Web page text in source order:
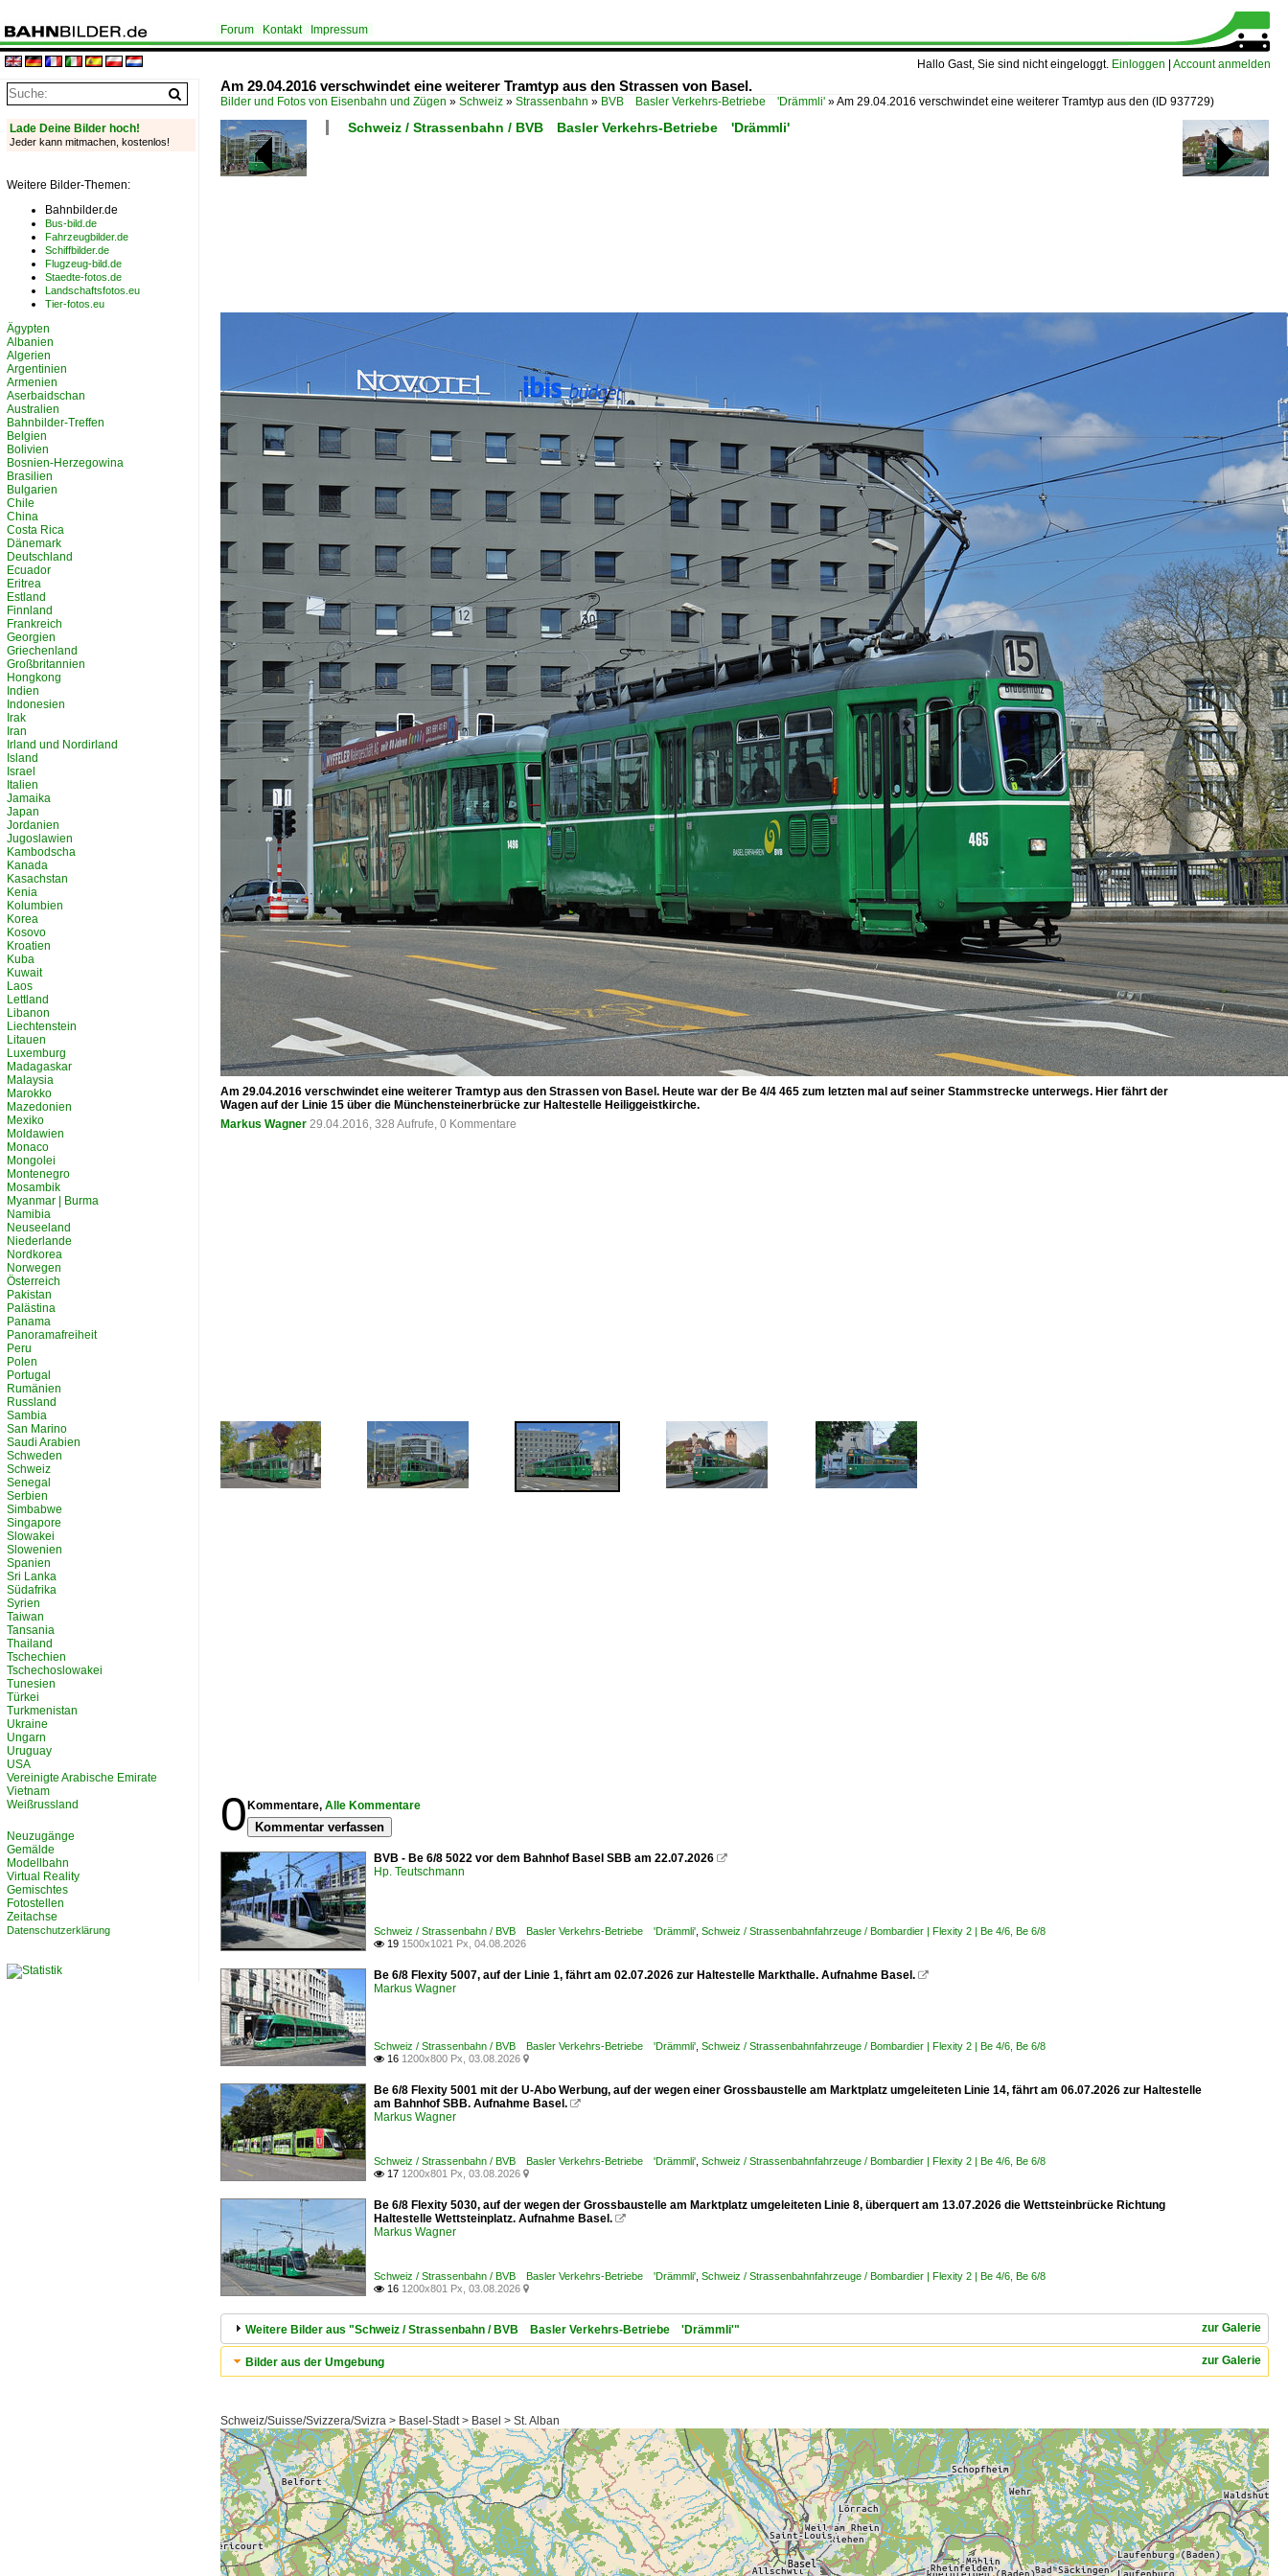
Hallo Gast, Sie sind nicht eingeloggt. Einloggen Account anmelden
Forum Kontakt Impressum
Am 29.04.2016 verschwindet eine weiterer Tramtyp aus den Strassen von Basel.
Bilder und Fotos von Eisenbahn und Zügen » Schweiz » Strassenbahn » BVB Basler Verkehrs-Betriebe 'Drämmli' »Am 29.04.2016 verschwindet eine weiterer Tramtyp aus den (ID 937729)
Schweiz / Strassenbahn / BVB Basler Verkehrs-Betriebe 'Drämmli'
Am 29.04.2016 verschwindet eine weiterer Tramtyp aus den Strassen von Basel. Heute war der Be 4/4 465 zum letzten mal auf seiner Stammstrecke unterwegs. Hier fährt der
Wagen auf der Linie 15 über die Münchensteinerbrücke zur Haltestelle Heiliggeistkirche.
Markus Wagner 29.04.2016, 328 Aufrufe, 0 Kommentare
0 Kommentare, Alle Kommentare
Kommentar verfassen
BVB - Be 6/8 5022 vor dem Bahnhof Basel SBB am 22.07.2026 
Hp. Teutschmann
Schweiz / Strassenbahn / BVB Basler Verkehrs-Betriebe 'Drämmli' Schweiz / Strassenbahnfahrzeuge / Bombardier | Flexity 2 | Be 4/6, Be 6/8
 19 1500x1021 Px, 04.08.2026
Be 6/8 Flexity 5007, auf der Linie 1, fährt am 02.07.2026 zur Haltestelle Markthalle. Aufnahme Basel. 
Markus Wagner
Schweiz / Strassenbahn / BVB Basler Verkehrs-Betriebe 'Drämmli' Schweiz / Strassenbahnfahrzeuge / Bombardier | Flexity 2 | Be 4/6, Be 6/8
 16 1200x800 Px, 03.08.2026 
Be 6/8 Flexity 5001 mit der U-Abo Werbung, auf der wegen einer Grossbaustelle am Marktplatz umgeleiteten Linie 14, fährt am 06.07.2026 zur Haltestelle
am Bahnhof SBB. Aufnahme Basel. 
Markus Wagner
Schweiz / Strassenbahn / BVB Basler Verkehrs-Betriebe 'Drämmli' Schweiz / Strassenbahnfahrzeuge / Bombardier | Flexity 2 | Be 4/6, Be 6/8
 17 1200x801 Px, 03.08.2026 
Be 6/8 Flexity 5030, auf der wegen der Grossbaustelle am Marktplatz umgeleiteten Linie 8, überquert am 13.07.2026 die Wettsteinbrücke Richtung
Haltestelle Wettsteinplatz. Aufnahme Basel. 
Markus Wagner
Schweiz / Strassenbahn / BVB Basler Verkehrs-Betriebe 'Drämmli' Schweiz / Strassenbahnfahrzeuge / Bombardier | Flexity 2 | Be 4/6, Be 6/8
 16 1200x801 Px, 03.08.2026 
zur Galerie
Weitere Bilder aus "Schweiz / Strassenbahn / BVB Basler Verkehrs-Betriebe 'Drämmli'"
zur Galerie
Bilder aus der Umgebung
Schweiz/Suisse/Svizzera/Svizra > Basel-Stadt > Basel > St. Alban
Lade Deine Bilder hoch!
Jeder kann mitmachen, kostenlos!
Weitere Bilder-Themen:
Bahnbilder.de
Bus-bild.de
Fahrzeugbilder.de
Schiffbilder.de
Flugzeug-bild.de
Staedte-fotos.de
Landschaftsfotos.eu
Tier-fotos.eu
Ägypten
Albanien
Algerien
Argentinien
Armenien
Aserbaidschan
Australien
Bahnbilder-Treffen
Belgien
Bolivien
Bosnien-Herzegowina
Brasilien
Bulgarien
Chile
China
Costa Rica
Dänemark
Deutschland
Ecuador
Eritrea
Estland
Finnland
Frankreich
Georgien
Griechenland
Großbritannien
Hongkong
Indien
Indonesien
Irak
Iran
Irland und Nordirland
Island
Israel
Italien
Jamaika
Japan
Jordanien
Jugoslawien
Kambodscha
Kanada
Kasachstan
Kenia
Kolumbien
Korea
Kosovo
Kroatien
Kuba
Kuwait
Laos
Lettland
Libanon
Liechtenstein
Litauen
Luxemburg
Madagaskar
Malaysia
Marokko
Mazedonien
Mexiko
Moldawien
Monaco
Mongolei
Montenegro
Mosambik
Myanmar | Burma
Namibia
Neuseeland
Niederlande
Nordkorea
Norwegen
Österreich
Pakistan
Palästina
Panama
Panoramafreiheit
Peru
Polen
Portugal
Rumänien
Russland
Sambia
San Marino
Saudi Arabien
Schweden
Schweiz
Senegal
Serbien
Simbabwe
Singapore
Slowakei
Slowenien
Spanien
Sri Lanka
Südafrika
Syrien
Taiwan
Tansania
Thailand
Tschechien
Tschechoslowakei
Tunesien
Türkei
Turkmenistan
Ukraine
Ungarn
Uruguay
USA
Vereinigte Arabische Emirate
Vietnam
Weißrussland
Neuzugänge
Gemälde
Modellbahn
Virtual Reality
Gemischtes
Fotostellen
Zeitachse
Datenschutzerklärung